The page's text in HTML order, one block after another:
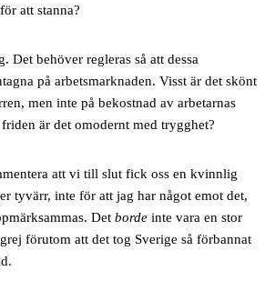
att stanna?
Det behöver regleras så att dessa
på arbetsmarknaden. Visst är det skönt
men inte på bekostnad av arbetarnas
är det omodernt med trygghet?
att vi till slut fick oss en kvinnlig
tyvärr, inte för att jag har något emot det,
Det borde inte vara en stor
förutom att det tog Sverige så förbannat